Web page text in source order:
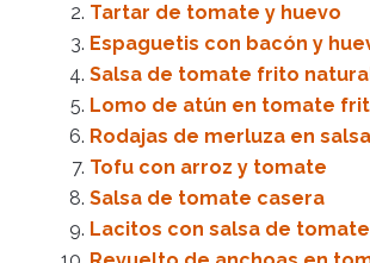
Tartar de tomate y huevo
Espaguetis con bacón y
Salsa de tomate frito
Lomo de atún en tomate
Rodajas de merluza en
Tofu con arroz y tomate
Salsa de tomate casera
Lacitos con salsa de